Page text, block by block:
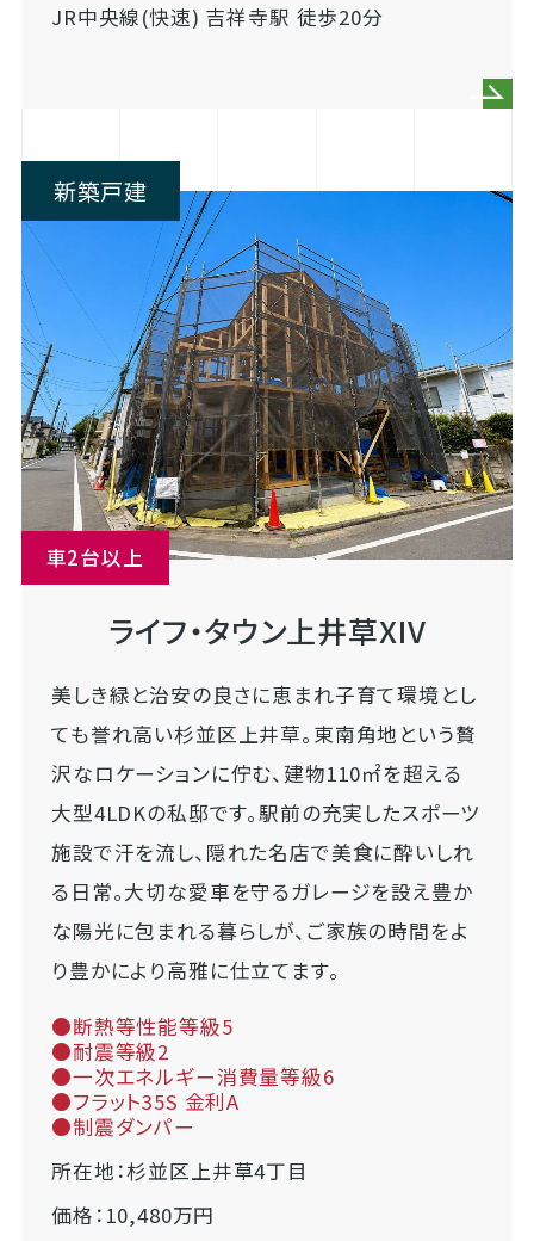
JR中央線(快速) 吉祥寺駅 徒歩20分
新築戸建
車2台以上
ライフ・タウン上井草XIV
美しき緑と治安の良さに恵まれ子育て環境とし
ても誉れ高い杉並区上井草。東南角地という贅
沢なロケーションに佇む、建物110㎡を超える
大型4LDKの私邸です。駅前の充実したスポーツ
施設で汗を流し、隠れた名店で美食に酔いしれ
る日常。大切な愛車を守るガレージを設え豊か
な陽光に包まれる暮らしが、ご家族の時間をよ
り豊かにより高雅に仕立てます。
●断熱等性能等級5
●耐震等級2
●一次エネルギー消費量等級6
●フラット35S 金利A
●制震ダンパー
所在地：杉並区上井草4丁目
価格：10,480万円